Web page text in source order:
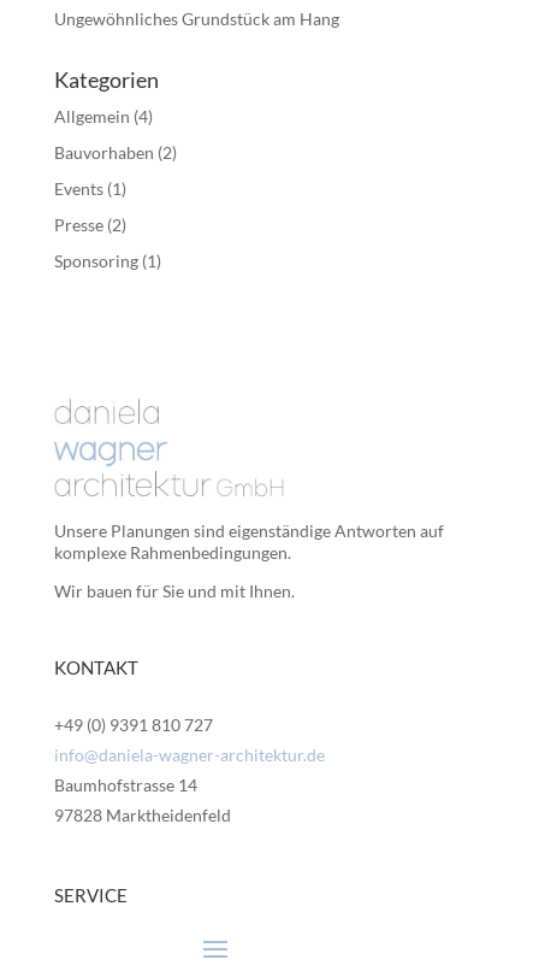
Ungewöhnliches Grundstück am Hang
Kategorien
Allgemein (4)
Bauvorhaben (2)
Events(1)
Presse(2)
Sponsoring(1)
Unsere Planungen sind eigenständige Antworten auf
komplexe Rahmenbedingungen.
Wir bauen für Sie und mit Ihnen.
KONTAKT
+49 (0) 9391 810 727
info@daniela-wagner-architektur.de
Baumhofstrasse 14
97828 Marktheidenfeld
SERVICE